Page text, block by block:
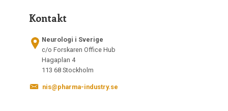
Kontakt
Neurologi i Sverige
c/o Forskaren Office Hub
Hagaplan 4
113 68 Stockholm
nis@pharma-industry.se